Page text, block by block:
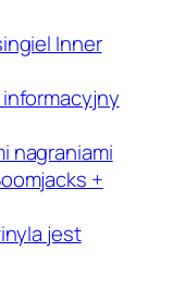
Inner
nagraniami
+
jest